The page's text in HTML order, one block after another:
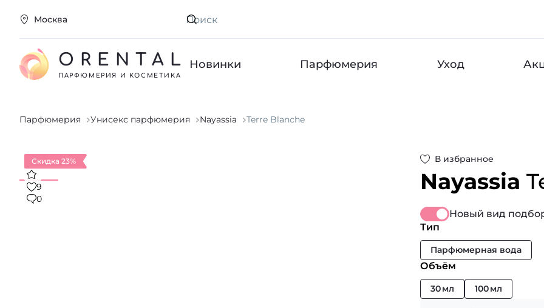
Москва Искать
ORENTAL
ПАРФЮМЕРИЯ И КОСМЕТИКА
Новинки Парфюмерия Уход
Парфюмерия Унисекс парфюмерия Nayassia Terre Blanche
В избранное
Nayassia
Скидка 23%
9
0
Новый вид
Тип
Парфюмерная вода
Объём
30 мл 100 мл